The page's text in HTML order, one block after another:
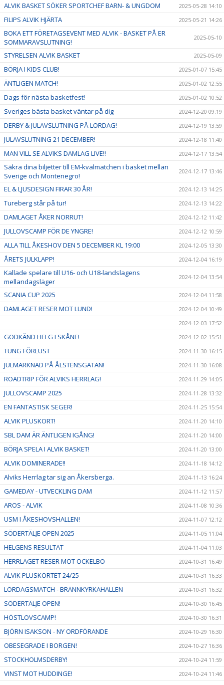
ALVIK BASKET SÖKER SPORTCHEF BARN- & UNGDOM 2025-05-28 14:10
FILIPS ALVIK HJÄRTA 2025-05-21 14:26
BOKA ETT FÖRETAGSEVENT MED ALVIK - BASKET PÅ ER
SOMMARAVSLUTNING!
2025-05-10
STYRELSEN ALVIK BASKET 2025-05-09
BÖRJA I KIDS CLUB! 2025-01-07 15:45
ÄNTLIGEN MATCH! 2025-01-02 12:55
Dags för nästa basketfest! 2025-01-02 10:52
Sveriges bästa basket väntar på dig 2024-12-20 09:19
DERBY & JULAVSLUTNING PÅ LÖRDAG! 2024-12-19 13:59
JULAVSLUTNING 21 DECEMBER! 2024-12-18 11:40
MAN VILL SE ALVIKS DAMLAG LIVE!! 2024-12-17 13:54
Säkra dina biljetter till EM-kvalmatchen i basket mellan
Sverige och Montenegro!
2024-12-17 13:46
EL & LJUSDESIGN FIRAR 30 ÅR! 2024-12-13 14:25
Tureberg står på tur! 2024-12-13 14:22
DAMLAGET ÅKER NORRUT! 2024-12-12 11:42
JULLOVSCAMP FÖR DE YNGRE! 2024-12-12 10:59
ALLA TILL ÅKESHOV DEN 5 DECEMBER KL 19:00 2024-12-05 13:30
ÅRETS JULKLAPP! 2024-12-04 16:19
Kallade spelare till U16- och U18-landslagens
mellandagsläger
2024-12-04 13:54
SCANIA CUP 2025 2024-12-04 11:58
DAMLAGET RESER MOT LUND!
2024-12-04 10:49
2024-12-03 17:52
GODKÄND HELG I SKÅNE! 2024-12-02 15:51
TUNG FÖRLUST 2024-11-30 16:15
JULMARKNAD PÅ ÅLSTENSGATAN! 2024-11-30 16:08
ROADTRIP FÖR ALVIKS HERRLAG! 2024-11-29 14:05
JULLOVSCAMP 2025 2024-11-28 13:32
EN FANTASTISK SEGER! 2024-11-25 15:54
ALVIK PLUSKORT! 2024-11-20 14:10
SBL DAM ÄR ÄNTLIGEN IGÅNG! 2024-11-20 14:00
BÖRJA SPELA I ALVIK BASKET! 2024-11-20 13:00
ALVIK DOMINERADE!! 2024-11-18 14:12
Alviks Herrlag tar sig an Åkersberga. 2024-11-13 16:24
GAMEDAY - UTVECKLING DAM 2024-11-12 11:57
AROS - ALVIK 2024-11-08 10:36
USM I ÅKESHOVSHALLEN! 2024-11-07 12:12
SÖDERTÄLJE OPEN 2025 2024-11-05 11:04
HELGENS RESULTAT 2024-11-04 11:03
HERRLAGET RESER MOT OCKELBO 2024-10-31 16:49
ALVIK PLUSKORTET 24/25 2024-10-31 16:33
LÖRDAGSMATCH - BRÄNNKYRKAHALLEN 2024-10-31 16:32
SÖDERTÄLJE OPEN! 2024-10-30 16:45
HÖSTLOVSCAMP! 2024-10-30 16:31
BJÖRN ISAKSON - NY ORDFÖRANDE 2024-10-29 16:30
OBESEGRADE I BORGEN! 2024-10-27 16:36
STOCKHOLMSDERBY! 2024-10-24 11:59
VINST MOT HUDDINGE! 2024-10-24 11:46